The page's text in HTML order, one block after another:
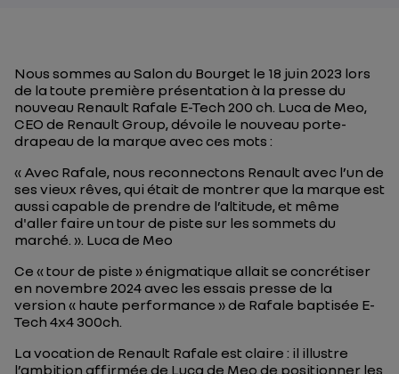
Nous sommes au Salon du Bourget le 18 juin 2023 lors
de la toute première présentation à la presse du
nouveau Renault Rafale E-Tech 200 ch. Luca de Meo,
CEO de Renault Group, dévoile le nouveau porte-
drapeau de la marque avec ces mots :
«Avec Rafale, nous reconnectons Renault avec l’un de
ses vieux rêves, qui était de montrer que la marque est
aussi capable de prendre de l’altitude, et même
d'aller faire un tour de piste sur les sommets du
marché. ». Luca de Meo
Ce « tour de piste » énigmatique allait se concrétiser
en novembre 2024 avec les essais presse de la
version « haute performance » de Rafale baptisée E-
Tech 4x4 300ch.
La vocation de Renault Rafale est claire : il illustre
l’ambition affirmée de Luca de Meo de positionner les